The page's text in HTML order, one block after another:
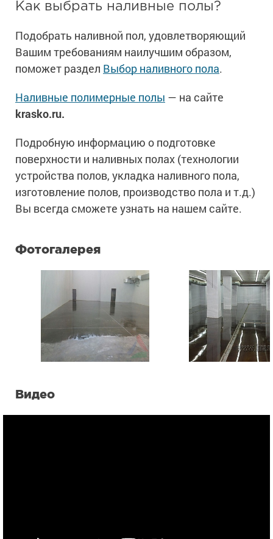
Как выбрать наливные полы?
Подобрать наливной пол, удовлетворяющий
Вашим требованиям наилучшим образом,
поможет раздел Выбор наливного пола.
Наливные полимерные полы — на сайте
krasko.ru.
Подробную информацию о подготовке
поверхности и наливных полах (технологии
устройства полов, укладка наливного пола,
изготовление полов, производство пола и т.д.)
Вы всегда сможете узнать на нашем сайте.
Фотогалерея
Видео